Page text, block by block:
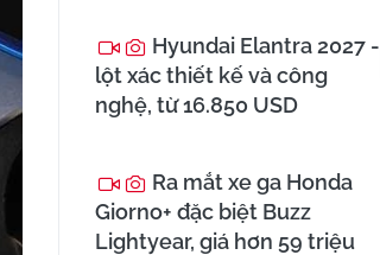
Hyundai Elantra 2027 -
lột xác thiết kế và công
nghệ, từ 16.850 USD
Ra mắt xe ga Honda
Giorno+ đặc biệt Buzz
Lightyear, giá hơn 59 triệu